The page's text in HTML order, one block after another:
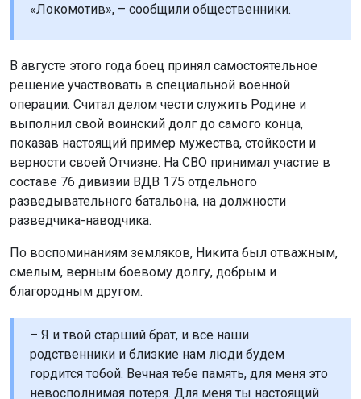
«Локомотив», – сообщили общественники.
В августе этого года боец принял самостоятельное
решение участвовать в специальной военной
операции. Считал делом чести служить Родине и
выполнил свой воинский долг до самого конца,
показав настоящий пример мужества, стойкости и
верности своей Отчизне. На СВО принимал участие в
составе 76 дивизии ВДВ 175 отдельного
разведывательного батальона, на должности
разведчика-наводчика.
По воспоминаниям земляков, Никита был отважным,
смелым, верным боевому долгу, добрым и
благородным другом.
– Я и твой старший брат, и все наши
родственники и близкие нам люди будем
гордится тобой. Вечная тебе память, для меня это
невосполнимая потеря. Для меня ты настоящий